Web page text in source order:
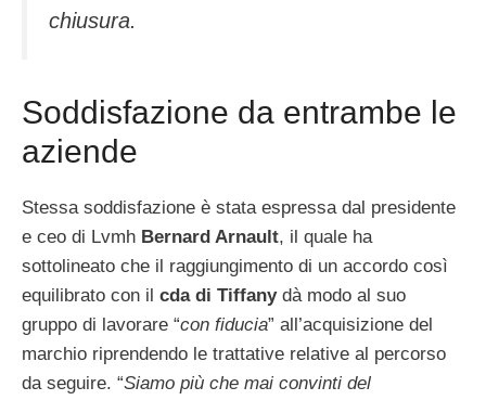
chiusura.
Soddisfazione da entrambe le
aziende
Stessa soddisfazione è stata espressa dal presidente
e ceo di Lvmh Bernard Arnault, il quale ha
sottolineato che il raggiungimento di un accordo così
equilibrato con il cda di Tiffanydà modo al suo
gruppo di lavorare “con fiducia” all’acquisizione del
marchio riprendendo le trattative relative al percorso
da seguire. “Siamo più che mai convinti del